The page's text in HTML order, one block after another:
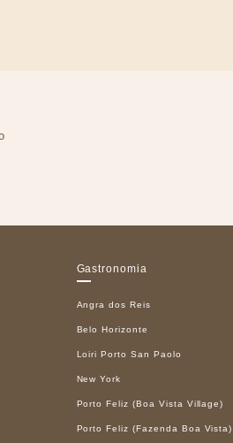
Gastronomia
Angra dos Reis
Belo Horizonte
Loiri Porto San Paolo
New York
Porto Feliz (Boa Vista Village)
Porto Feliz (Fazenda Boa Vista)